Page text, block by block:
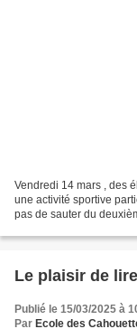
Vendredi 14 mars , des
une activité sportive
pas de sauter du
Le plaisir de
Publié le 15/03/2025 à
Par Ecole des